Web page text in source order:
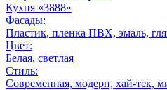
Кухня «3888»
Фасады:
Пластик, пленка ПВХ, эмаль,
Цвет:
Белая, светлая
Стиль:
Современная, модерн, хай-тек,